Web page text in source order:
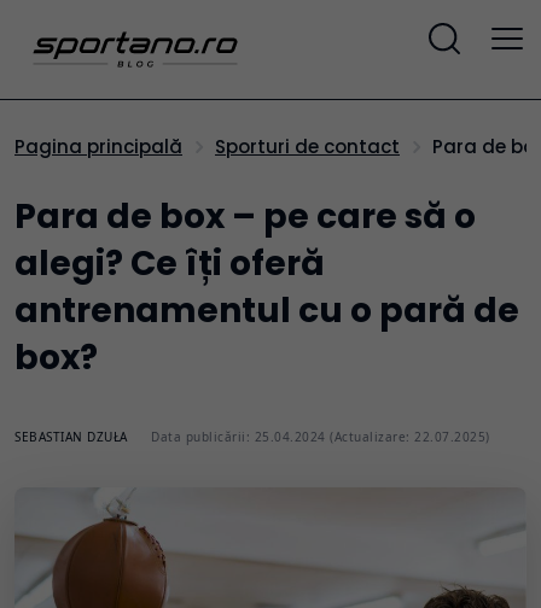
Pagina principală Sporturi de contact Para de
Para de box – pe care să o
alegi? Ce îți oferă
antrenamentul cu o pară de
box?
SEBASTIAN DZUŁA Data publicării: 25.04.2024 (Actualizare: 22.07.2025)